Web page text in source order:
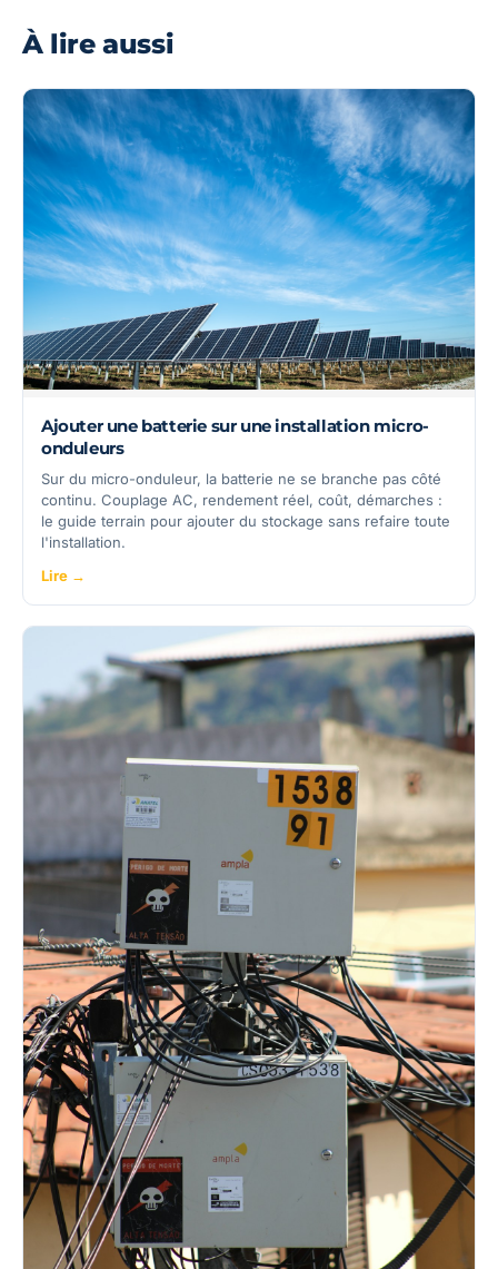
À lire aussi
Ajouter une batterie sur une installation micro-
onduleurs
Sur du micro-onduleur, la batterie ne se branche pas côté
continu. Couplage AC, rendement réel, coût, démarches :
le guide terrain pour ajouter du stockage sans refaire toute
l'installation.
Lire →